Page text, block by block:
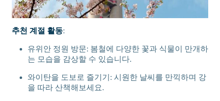
추천 계절 활동:
유위안 정원 방문: 봄철에 다양한 꽃과 식물이 만개하
는 모습을 감상할 수 있습니다.
와이탄을 도보로 즐기기: 시원한 날씨를 만끽하며 강
을 따라 산책해보세요.